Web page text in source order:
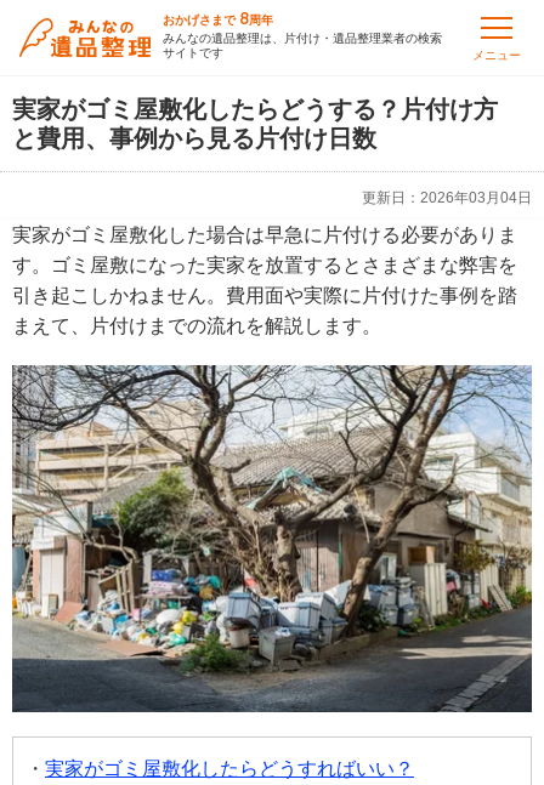
おかげさまで 8周年
みんなの遺品整理は、片付け・遺品整理業者の検索
サイトです
メニュー
実家がゴミ屋敷化したらどうする？片付け方
と費用、事例から見る片付け日数
更新日： 2026年03月04日
実家がゴミ屋敷化した場合は早急に片付ける必要がありま
す。ゴミ屋敷になった実家を放置するとさまざまな弊害を
引き起こしかねません。費用面や実際に片付けた事例を踏
まえて、片付けまでの流れを解説します。
実家がゴミ屋敷化したらどうすればいい？